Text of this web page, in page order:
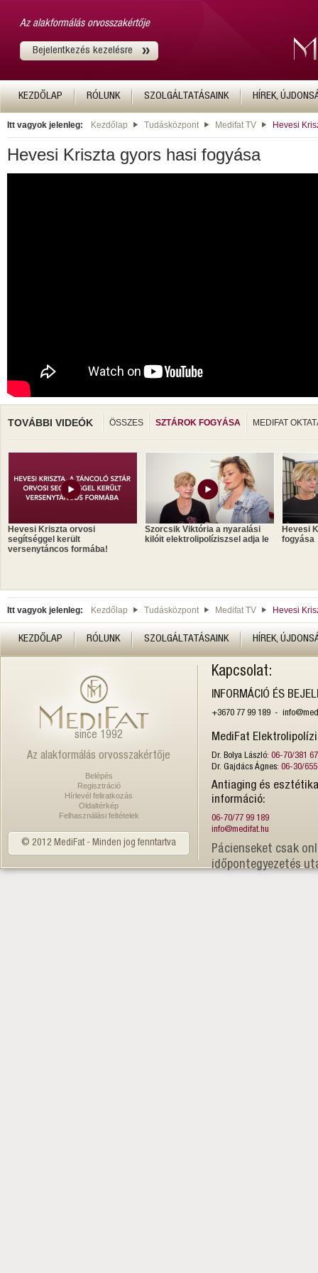
Az alakformálás orvosszakértője
Bejelentkezés kezelésre
KEZDŐLAP RÓLUNK SZOLGÁLTATÁSAINK HÍREK,
Itt vagyok jelenleg: Kezdőlap Tudásközpont Medifat TV Hevesi
Hevesi Kriszta gyors hasi fogyása
ÖSSZES SZTÁROK FOGYÁSA MEDIFAT
TOVÁBBI VIDEÓK
Hevesi Kriszta orvosi
segítséggel került
versenytáncos formába!
Szorcsik Viktória a nyaralási
kilóit elektrolipolíziszsel adja le
Hevesi
fogyása
Itt vagyok jelenleg: Kezdőlap Tudásközpont Medifat TV Hevesi
KEZDŐLAP RÓLUNK SZOLGÁLTATÁSAINK HÍREK,
since 1992
Az alakformálás orvosszakértője
Belépés
Regisztráció
Hírlevél feliratkozás
Oldaltérkép
Felhasználási feltételek
© 2012 MediFat - Minden jog fenntartva
Kapcsolat:
INFORMÁCIÓ ÉS
+3670 77 99 189 -
MediFat
Dr. Bolya László: 06-70/381
Dr. Gajdács Ágnes: 06-30/
Antiaging és
információ:
06-70/77 99 189
info@medifat.hu
Pácienseket csak
időpontegyezetés